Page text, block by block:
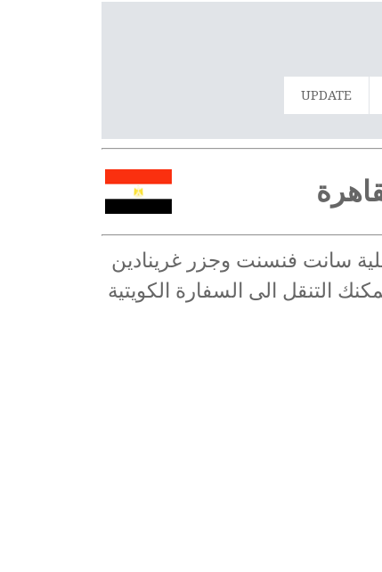
UPDATE
سانت فنسنت وجزر غرينادين
التنقل الى السفارة الكويتية